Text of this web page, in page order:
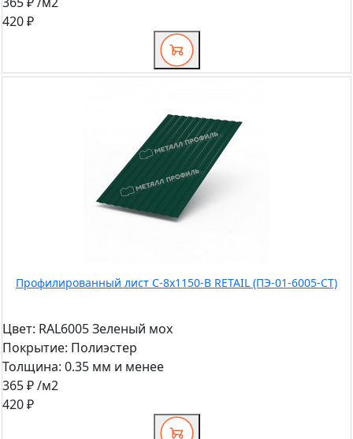
420 ₽
Профилированный лист С-8x1150-B RETAIL (ПЭ-01-6005-СТ)
Цвет: RAL6005 Зеленый мох
Покрытие: Полиэстер
Толщина: 0.35 мм и менее
365 ₽/м2
420 ₽